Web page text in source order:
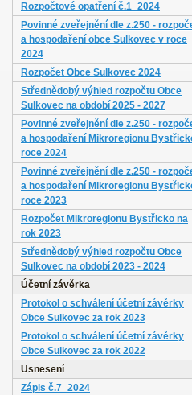
Rozpočtové opatření č.1_2024
Povinné zveřejnění dle z.250 -
a hospodaření obce Sulkovec v roce
2024
Rozpočet Obce Sulkovec 2024
Střednědobý výhled rozpočtu Obce
Sulkovec na období 2025 - 2027
Povinné zveřejnění dle z.250 -
a hospodaření Mikroregionu
roce 2024
Povinné zveřejnění dle z.250 -
a hospodaření Mikroregionu
roce 2023
Rozpočet Mikroregionu Bystřicko na
rok 2023
Střednědobý výhled rozpočtu Obce
Sulkovec na období 2023 - 2024
Účetní závěrka
Protokol o schválení účetní závěrky
Obce Sulkovec za rok 2023
Protokol o schválení účetní závěrky
Obce Sulkovec za rok 2022
Usnesení
Zápis č.7_2024